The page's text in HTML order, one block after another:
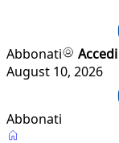
Abbonati
Accedi
August 10, 2026
Abbonati